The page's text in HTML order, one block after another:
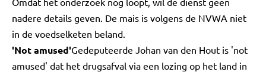
nadere details geven. De mais is volgens de NVWA niet
in de voedselketen beland.
'Not amused'Gedeputeerde Johan van den Hout is 'not
amused' dat het drugsafval via een lozing op het land in